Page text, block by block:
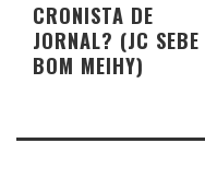
CRONISTA DE
JORNAL? (JC SEBE
BOM MEIHY)